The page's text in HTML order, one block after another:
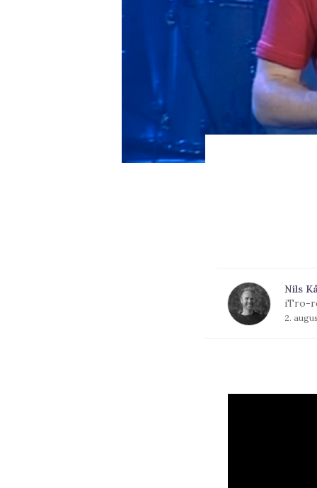
Nils
iTro-
2.